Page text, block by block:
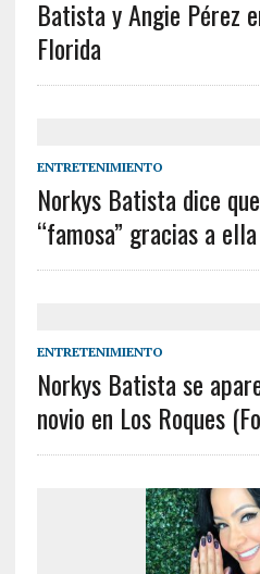
Batista y Angie Pérez
Florida
ENTRETENIMIENTO
Norkys Batista dice
“famosa” gracias a ella
ENTRETENIMIENTO
Norkys Batista se
novio en Los Roques